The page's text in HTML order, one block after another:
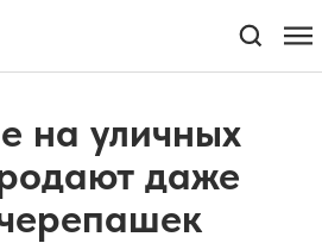
на уличных
даже